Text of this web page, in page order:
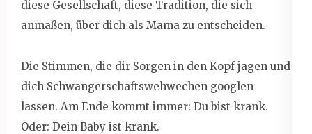
diese Gesellschaft, diese Tradition, die sich
anmaßen, über dich als Mama zu entscheiden.
Die Stimmen, die dir Sorgen in den Kopf jagen und
dich Schwangerschaftswehwechen googlen
lassen. Am Ende kommt immer: Du bist krank.
Oder: Dein Baby ist krank.